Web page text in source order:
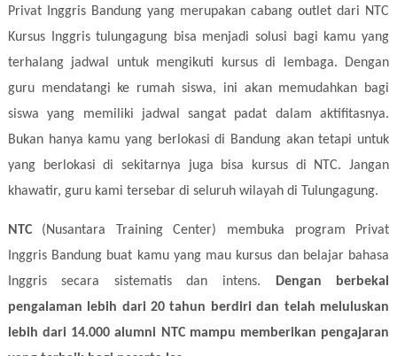
Privat Inggris Bandung yang merupakan cabang outlet dari NTC
Kursus Inggris tulungagung bisa menjadi solusi bagi kamu yang
terhalang jadwal untuk mengikuti kursus di lembaga. Dengan
guru mendatangi ke rumah siswa, ini akan memudahkan bagi
siswa yang memiliki jadwal sangat padat dalam aktifitasnya.
Bukan hanya kamu yang berlokasi di Bandung akan tetapi untuk
yang berlokasi di sekitarnya juga bisa kursus di NTC. Jangan
khawatir, guru kami tersebar di seluruh wilayah di Tulungagung.
NTC(Nusantara Training Center) membuka program Privat
Inggris Bandung buat kamu yang mau kursus dan belajar bahasa
Inggris secara sistematis dan intens.
Dengan berbekal
pengalaman lebih dari 20 tahun berdiri dan telah meluluskan
lebih dari 14.000 alumni NTC mampu memberikan pengajaran